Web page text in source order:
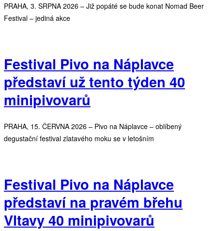
PRAHA, 3. SRPNA 2026 – Již popáté se bude konat Nomad Beer
Festival – jediná akce
Festival Pivo na Náplavce
představí už tento týden 40
minipivovarů
PRAHA, 15. ČERVNA 2026 – Pivo na Náplavce – oblíbený
degustační festival zlatavého moku se v letošním
Festival Pivo na Náplavce
představí na pravém břehu
Vltavy 40 minipivovarů